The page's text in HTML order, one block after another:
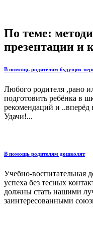
По теме:
презентации и
В помощь родителям будущих
Любого родителя ,рано
подготовить ребёнка в
рекомендаций и
Удачи!...
В помощь родителям дошколят
Учебно-воспитательная
успеха без тесных
должны стать нашими
заинтересованными